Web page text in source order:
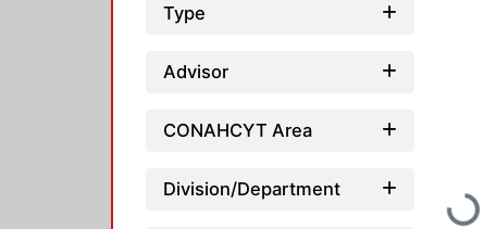
Type
Advisor
CONAHCYT Area
Division/Department